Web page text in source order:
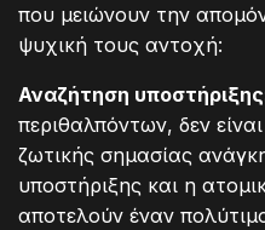
που μειώνουν την
ψυχική τους αντοχή:
Αναζήτηση
περιθαλπόντων, δεν
ζωτικής σημασίας
υποστήριξης και η
αποτελούν έναν